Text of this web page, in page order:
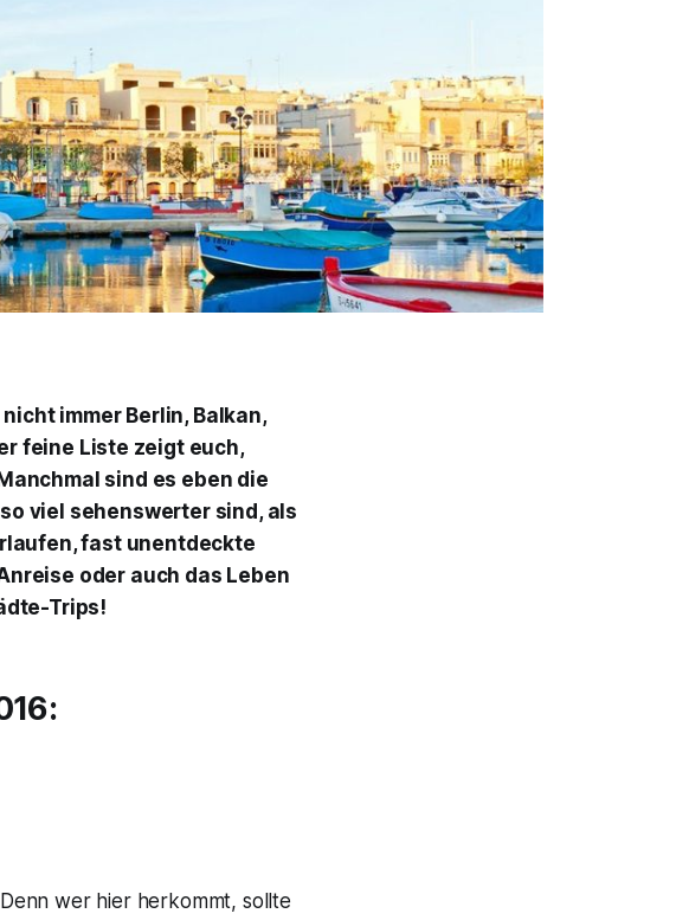
immer Berlin, Balkan,
feine Liste zeigt euch,
sind es eben die
viel sehenswerter sind, als
fast unentdeckte
oder auch das Leben
Trips!
Denn wer hier herkommt, sollte